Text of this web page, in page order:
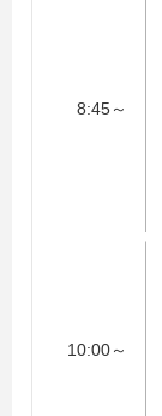
8:45～
10:00～